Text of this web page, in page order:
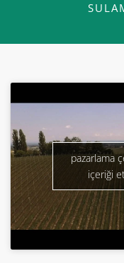
pazarlama
içeriği